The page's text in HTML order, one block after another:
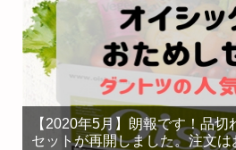
【2020年5月】朗報です！品
セットが再開しました。注文は